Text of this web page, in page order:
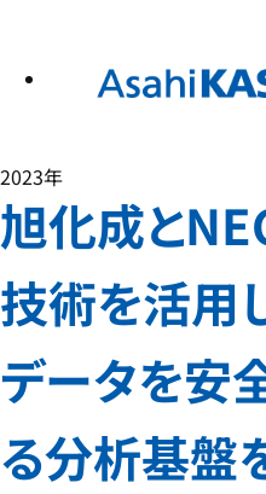
2023年
旭化成と
技術を活用
データを安
る分析基盤